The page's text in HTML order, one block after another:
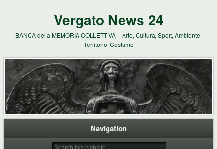
Vergato News 24
BANCA della MEMORIA COLLETTIVA – Arte, Cultura, Sport, Ambiente,
Territorio, Costume
Navigation